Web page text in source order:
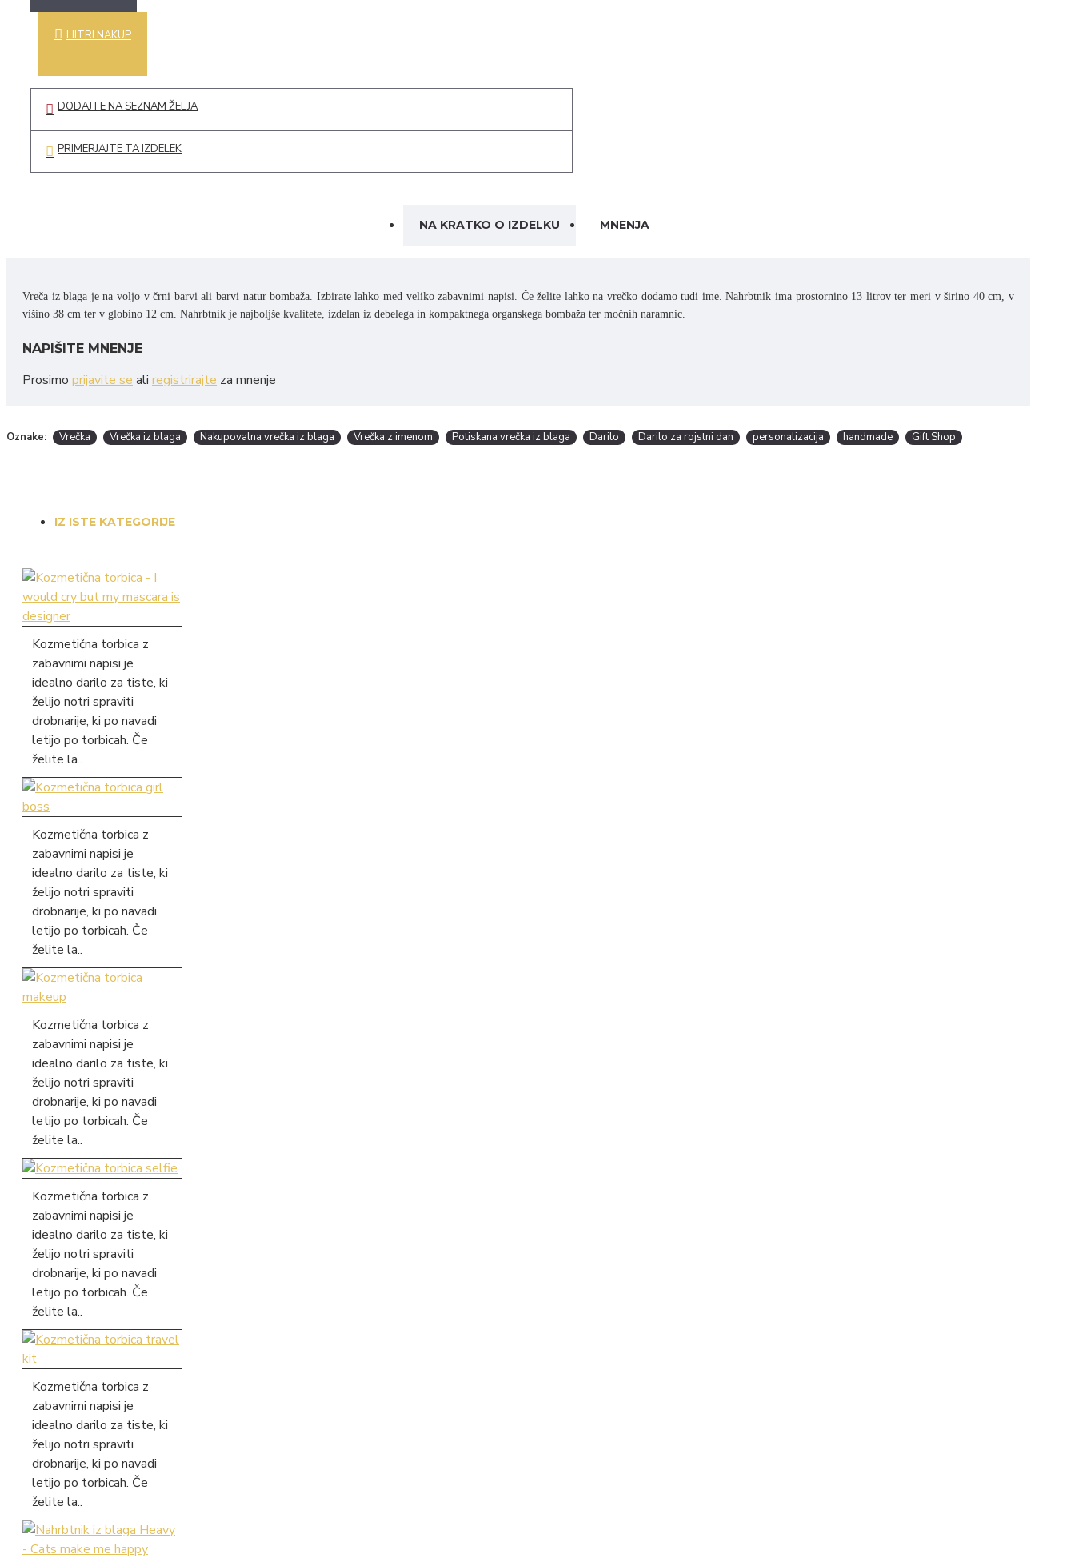
HITRI NAKUP
DODAJTE NA SEZNAM ŽELJA
PRIMERJAJTE TA IZDELEK
NA KRATKO O IZDELKU MNENJA
Vreča iz blaga je na voljo v črni barvi ali barvi natur bombaža. Izbirate lahko med veliko zabavnimi napisi. Če želite lahko na vrečko dodamo tudi ime. Nahrbtnik ima prostornino 13 litrov ter meri v širino 40 cm, v
višino 38 cm ter v globino 12 cm. Nahrbtnik je najboljše kvalitete, izdelan iz debelega in kompaktnega organskega bombaža ter močnih naramnic.
NAPIŠITE MNENJE
Prosimo prijavite se ali registrirajte za mnenje
Oznake: Vrečka Vrečka iz blaga Nakupovalna vrečka iz blaga Vrečka z imenom Potiskana vrečka iz blaga Darilo Darilo za rojstni dan personalizacija handmade Gift Shop
IZ ISTE KATEGORIJE
Kozmetična torbica z
zabavnimi napisi je
idealno darilo za tiste, ki
želijo notri spraviti
drobnarije, ki po navadi
letijo po torbicah. Če
želite la..
Kozmetična torbica z
zabavnimi napisi je
idealno darilo za tiste, ki
želijo notri spraviti
drobnarije, ki po navadi
letijo po torbicah. Če
želite la..
Kozmetična torbica z
zabavnimi napisi je
idealno darilo za tiste, ki
želijo notri spraviti
drobnarije, ki po navadi
letijo po torbicah. Če
želite la..
Kozmetična torbica z
zabavnimi napisi je
idealno darilo za tiste, ki
želijo notri spraviti
drobnarije, ki po navadi
letijo po torbicah. Če
želite la..
Kozmetična torbica z
zabavnimi napisi je
idealno darilo za tiste, ki
želijo notri spraviti
drobnarije, ki po navadi
letijo po torbicah. Če
želite la..